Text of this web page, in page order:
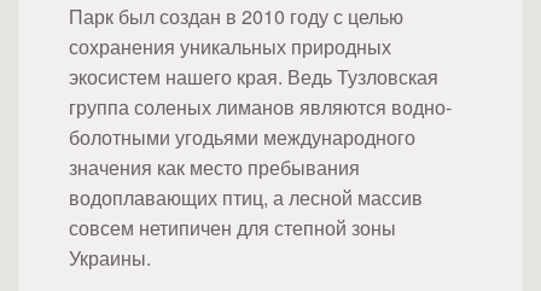
Парк был создан в 2010 году с целью
сохранения уникальных природных
экосистем нашего края. Ведь Тузловская
группа соленых лиманов являются водно-
болотными угодьями международного
значения как место пребывания
водоплавающих птиц, а лесной массив
совсем нетипичен для степной зоны
Украины.